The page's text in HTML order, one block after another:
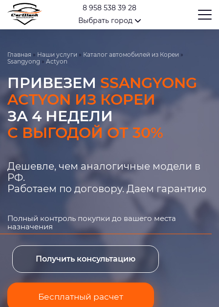
8 958 538 39 28
Выбрать город
Главная » Наши услуги » Каталог автомобилей из Кореи »
Ssangyong » Actyon
ПРИВЕЗЕМ SSANGYONG
ACTYON ИЗ КОРЕИ
ЗА 4 НЕДЕЛИ
С ВЫГОДОЙ ОТ 30%
Дешевле, чем аналогичные модели в
РФ.
Работаем по договору. Даем гарантию
Полный контроль покупки до вашего места
назначения
Получить консультацию
Бесплатный расчет